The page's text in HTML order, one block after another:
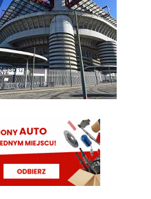
chce ryzykować zostania pavarda
to też głupota bo zwyczajnie
całej szopki
w kadrze? Oczywiście, że
to sprowadzonoby Romero,
Pavarda.
frajerami co nie potrafią
i fratt, czekają do końca... Pavard
sezon bez wzmacniania 11